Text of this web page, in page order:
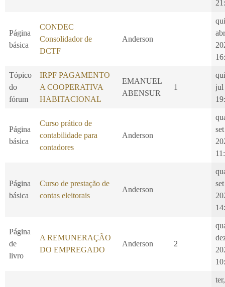
Página
básica
CONDEC
Consolidador de
DCTF
Anderson
abr
Tópico
do
fórum
IRPF PAGAMENTO
A COOPERATIVA
HABITACIONAL
EMANUEL
ABENSUR
1
jul
Página
básica
Curso prático de
contabilidade para
contadores
Anderson
set
Página
básica
Curso de prestação de
contas eleitorais
Anderson
set
Página
de
livro
A REMUNERAÇÃO
DO EMPREGADO
Anderson 2